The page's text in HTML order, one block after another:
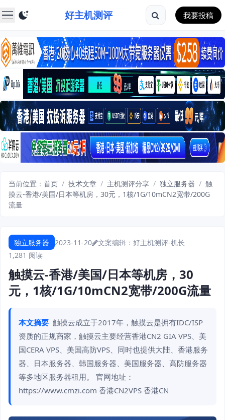
好主机测评 我要投稿
当前位置： 首页 / 技术文章 / 主机测评分享 / 独立服务器 / 触
摸云-香港/美国/日本等机房，30元，1核/1G/10mCN2宽带/200G
流量
独立服务器 2023-11-20
文案编辑：好主机测评-机长
1,281 阅读
触摸云-香港/美国/日本等机房，30
元，1核/1G/10mCN2宽带/200G流量
本文摘要 触摸云成立于2017年，触摸云是拥有IDC/ISP
资质的正规商家，触摸云主要经营香港CN2 GIA VPS、美
国CERA VPS、美国高防VPS、同时也提供大陆、香港服务
器、日本服务器、韩国服务器、美国服务器、高防服务器
等多地区服务器租用。 官网地址：
https://www.cmzi.com 香港CN2VPS 香港CN